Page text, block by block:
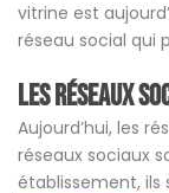
vitrine est
réseau social qui
Les réseaux
Aujourd’hui, les
réseaux sociaux
établissement, ils